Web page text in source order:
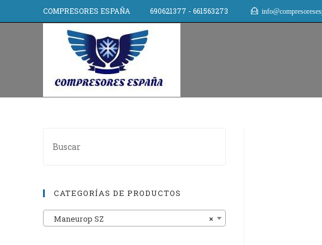
COMPRESORES ESPAÑA 690621377 - 661563273
CATEGORÍAS DE PRODUCTOS
×
Maneurop SZ